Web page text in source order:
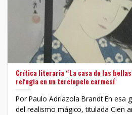
Crítica literaria “La casa de las
refugia en un terciopelo carmesí
Por Paulo Adriazola Brandt En esa
del realismo mágico, titulada Cien